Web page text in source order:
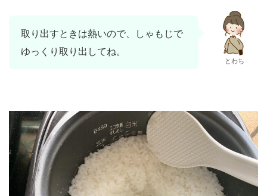
取り出すときは熱いので、しゃもじで
ゆっくり取り出してね。
とわち